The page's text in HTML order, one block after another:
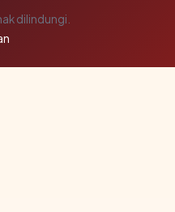
dilindungi.